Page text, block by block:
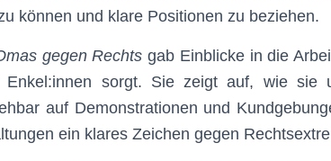
können und klare Positionen zu beziehen.
gegen Rechts gab Einblicke in die
sorgt. Sie zeigt auf, wie sie
auf Demonstrationen und
ein klares Zeichen gegen